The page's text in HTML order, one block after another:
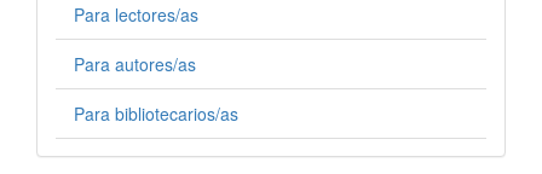
Para lectores/as
Para autores/as
Para bibliotecarios/as